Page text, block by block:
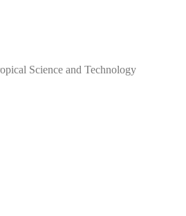
Science and Technology